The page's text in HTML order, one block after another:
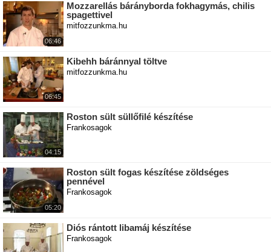
06:46
Mozzarellás bárányborda fokhagymás, chilis
spagettivel
mitfozzunkma.hu
06:45
Kibehh báránnyal töltve
mitfozzunkma.hu
04:15
Roston sült süllőfilé készítése
Frankosagok
05:20
Roston sült fogas készítése zöldséges
pennével
Frankosagok
Diós rántott libamáj készítése
Frankosagok